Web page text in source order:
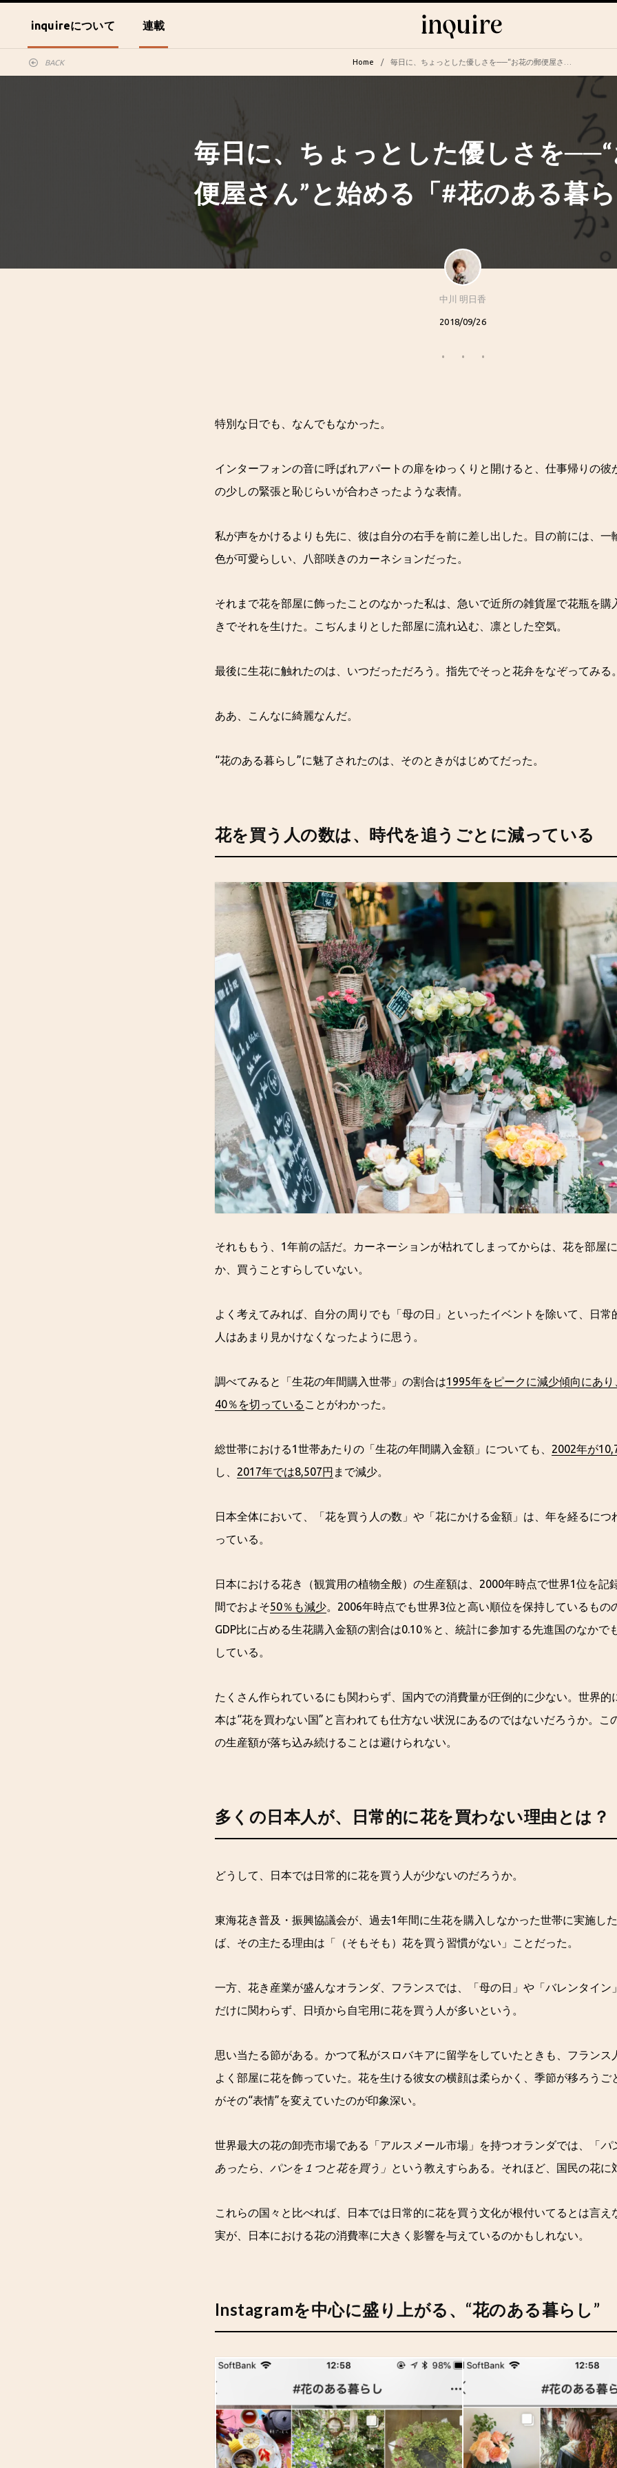
inquireについて 連載
BACK Home 毎日に、ちょっとした優しさを──“お花の郵便屋さん”と始める「#花のある暮らし」
毎日に、ちょっとした優しさを
便屋さん”と始める「#花のある暮
中川 明日香
2018/09/26
特別な日でも、なんでもなかった。
インターフォンの音に呼ばれアパートの扉をゆっくりと開けると、仕事帰りの彼
の少しの緊張と恥じらいが合わさったような表情。
私が声をかけるよりも先に、彼は自分の右手を前に差し出した。目の前には、一
色が可愛らしい、八部咲きのカーネションだった。
それまで花を部屋に飾ったことのなかった私は、急いで近所の雑貨屋で花瓶を購
きでそれを生けた。こぢんまりとした部屋に流れ込む、凛とした空気。
最後に生花に触れたのは、いつだっただろう。指先でそっと花弁をなぞってみる
ああ、こんなに綺麗なんだ。
“花のある暮らし”に魅了されたのは、そのときがはじめてだった。
花を買う人の数は、時代を追うごとに減っている
それももう、1年前の話だ。カーネーションが枯れてしまってからは、花を部屋
か、買うことすらしていない。
よく考えてみれば、自分の周りでも「母の日」といったイベントを除いて、日常
人はあまり見かけなくなったように思う。
調べてみると「生花の年間購入世帯」の割合は1995年をピークに減少傾向にあ
40％を切っている ことがわかった。
総世帯における1世帯あたりの「生花の年間購入金額」についても、 2002年が
し、 2017年では8,507円 まで減少。
日本全体において、「花を買う人の数」や「花にかける金額」は、年を経るにつ
っている。
日本における花き（観賞用の植物全般）の生産額は、2000年時点で世界1位を記
間でおよそ50％も減少。2006年時点でも世界3位と高い順位を保持しているもの
GDP比に占める生花購入金額の割合は0.10％と、統計に参加する先進国のなかで
している。
たくさん作られているにも関わらず、国内での消費量が圧倒的に少ない。世界的
本は“花を買わない国”と言われても仕方ない状況にあるのではないだろうか。こ
の生産額が落ち込み続けることは避けられない。
多くの日本人が、日常的に花を買わない理由とは？
どうして、日本では日常的に花を買う人が少ないのだろうか。
東海花き普及・振興協議会が、過去1年間に生花を購入しなかった世帯に実施した
ば、その主たる理由は「（そもそも）花を買う習慣がない」ことだった。
一方、花き産業が盛んなオランダ、フランスでは、「母の日」や「バレンタイン
だけに関わらず、日頃から自宅用に花を買う人が多いという。
思い当たる節がある。かつて私がスロバキアに留学をしていたときも、フランス
よく部屋に花を飾っていた。花を生ける彼女の横顔は柔らかく、季節が移ろうご
がその“表情”を変えていたのが印象深い。
世界最大の花の卸売市場である「アルスメール市場」を持つオランダでは、「パ
あったら、パンを１つと花を買う」 という教えすらある。それほど、国民の花に
これらの国々と比べれば、日本では日常的に花を買う文化が根付いてるとは言え
実が、日本における花の消費率に大きく影響を与えているのかもしれない。
Instagramを中心に盛り上がる、“花のある暮らし”